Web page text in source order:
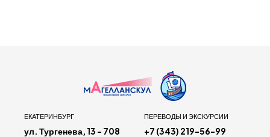
ЕКАТЕРИНБУРГ
ул. Тургенева, 13 - 708
ПЕРЕВОДЫ И ЭКСКУРСИИ
+7 (343) 219-56-99